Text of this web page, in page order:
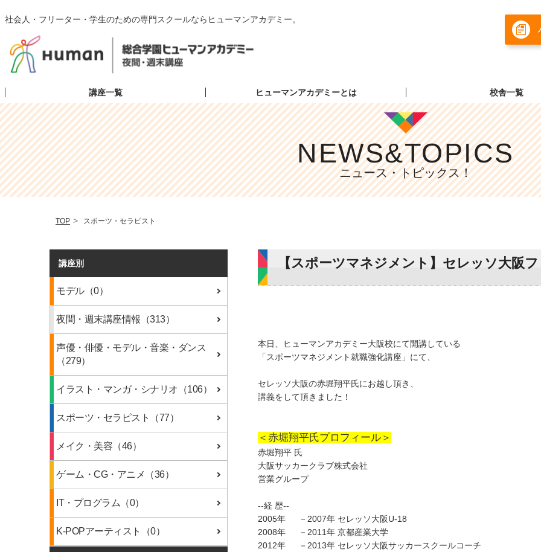
社会人・フリーター・学生のための専門スクールならヒューマンアカデミー。
講座一覧 ヒューマンアカデミーとは 校舎一覧
NEWS&TOPICS
ニュース・トピックス！
TOP スポーツ・セラピスト
【スポーツマネジメント】セレッソ大阪
本日、ヒューマンアカデミー大阪校にて開講している
「スポーツマネジメント就職強化講座」にて、
セレッソ大阪の赤堀翔平氏にお越し頂き、
講義をして頂きました！
＜赤堀翔平氏プロフィール＞
赤堀翔平 氏
大阪サッカークラブ株式会社
営業グループ
--経 歴--
2005年 －2007年 セレッソ大阪U-18
2008年 －2011年 京都産業大学
2012年 －2013年 セレッソ大阪サッカースクールコーチ
講座別
モデル（0）
夜間・週末講座情報（313）
声優・俳優・モデル・音楽・ダンス
（279）
イラスト・マンガ・シナリオ（106）
スポーツ・セラピスト（77）
メイク・美容（46）
ゲーム・CG・アニメ（36）
IT・プログラム（0）
K-POPアーティスト（0）